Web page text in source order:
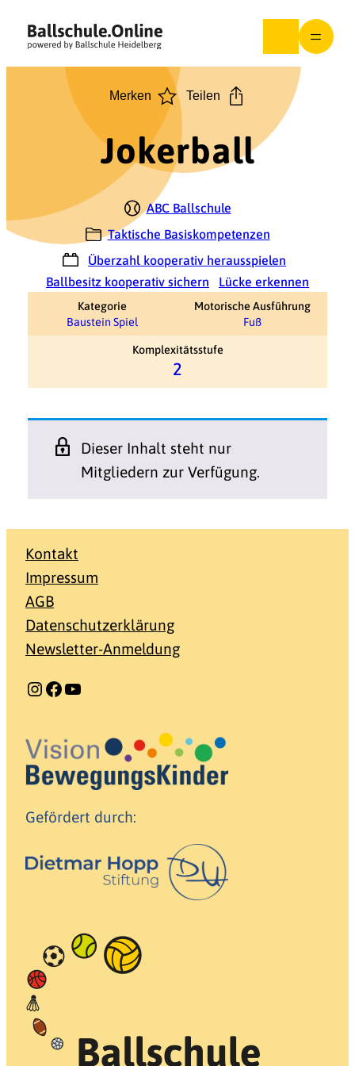
Inhalt
springen
Merken Teilen
Jokerball
ABC Ballschule
Taktische Basiskompetenzen
Überzahl kooperativ herausspielen
Ballbesitz kooperativ sichern
Lücke erkennen
Kategorie
Baustein Spiel
Motorische Ausführung
Fuß
Komplexitätsstufe
2
Dieser Inhalt steht nur
Mitgliedern zur Verfügung.
Kontakt
Impressum
AGB
Datenschutzerklärung
Newsletter-Anmeldung
Instagram Facebook YouTube
Gefördert durch: